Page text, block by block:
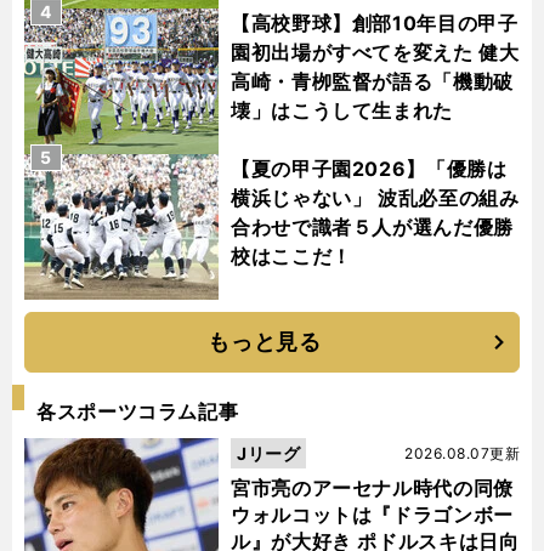
【高校野球】創部10年目の甲子
園初出場がすべてを変えた 健大
高崎・青栁監督が語る「機動破
壊」はこうして生まれた
4
【夏の甲子園2026】「優勝は
横浜じゃない」 波乱必至の組み
合わせで識者５人が選んだ優勝
校はここだ！
5
もっと見る
各スポーツコラム記事
宮市亮のアーセナル時代の同僚
ウォルコットは『ドラゴンボー
ル』が大好き ポドルスキは日向
2026.08.07更新
Jリーグ